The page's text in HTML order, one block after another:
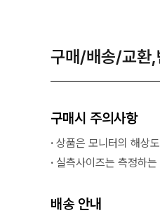
구매/배송/교환,
구매시 주의사항
· 상품은 모니터의 해상
· 실측사이즈는 측정하
배송 안내